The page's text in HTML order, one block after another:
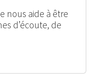
nous aide à être
d’écoute, de